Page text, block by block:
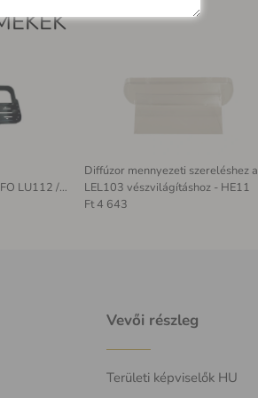
LU112 /
Diffúzor mennyezeti szereléshez a
LEL103 vészvilágításhoz - HE11
Ft 4 643
Vevői részleg
Területi képviselők HU